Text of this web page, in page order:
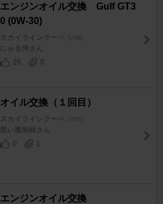
エンジンオイル交換 Gulf GT3
0 (0W-30)
スカイラインクーペ [V36]
にゅる侍さん
26
0
オイル交換（１回目）
スカイラインクーペ [V36]
黒い魔術師さん
0
1
エンジンオイル交換